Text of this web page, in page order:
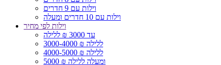
וילות עם 9 חדרים
וילות עם 10 חדרים ומעלה
וילות לפי מחיר
עד 3000 ₪ ללילה
3000-4000 ₪ ללילה
4000-5000 ₪ ללילה
5000 ₪ ומעלה ללילה